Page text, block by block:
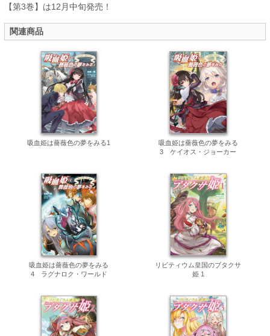
【第3巻】は12月中旬発売！
関連商品
吸血姫は薔薇色の夢をみる1
吸血姫は薔薇色の夢をみる
3 ケイオス・ジョーカー
吸血姫は薔薇色の夢をみる
4 ラグナロク・ワールド
リビティウム皇国のブタクサ
姫 1